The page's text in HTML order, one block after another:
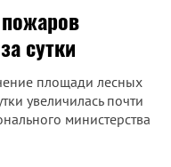
сутки
площади лесных
увеличилась почти
министерства